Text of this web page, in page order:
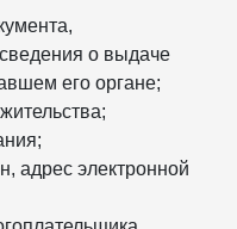
о выдаче
его органе;
адрес электронной